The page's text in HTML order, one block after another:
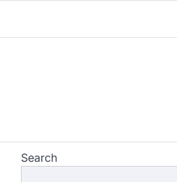
Search